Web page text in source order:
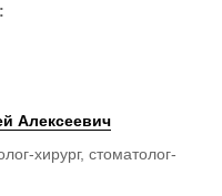
Алексеевич
хирург, стоматолог-